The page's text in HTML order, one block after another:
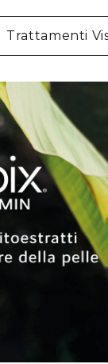
Trattamenti